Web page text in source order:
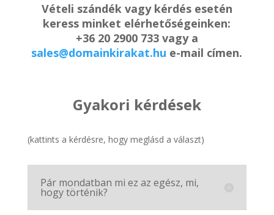
Vételi szándék vagy kérdés esetén
keress minket elérhetőségeinken:
+36 20 2900 733 vagy a
sales@domainkirakat.hu e-mail címen.
Gyakori kérdések
(kattints a kérdésre, hogy meglásd a választ)
Pár mondatban mi ez az egész, mi,
hogy történik?